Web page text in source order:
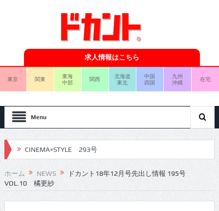
求人情報はこちら
東京 関東
東海
中部
関西
北海道
東北
中国
四国
九州
沖縄
在宅
Menu
CINEMA×STYLE 293号
CINEMA×STYLE 292号
CINEMA×STYLE 291号
ホーム NEWS
ドカント18年12月号先出し情報 195号
VOL.10 橘更紗